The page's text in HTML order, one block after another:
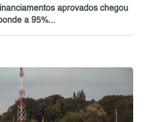
aprovados chegou
a 95%...